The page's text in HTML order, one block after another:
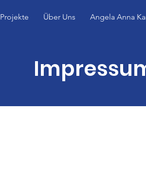
Projekte Über Uns Angela Anna